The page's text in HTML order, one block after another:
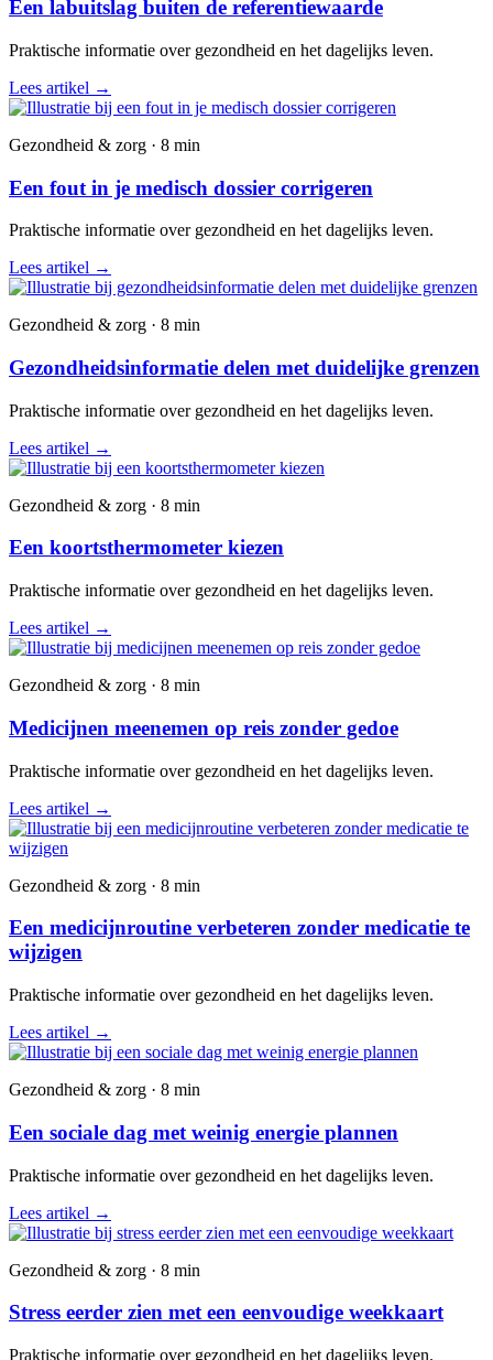
Een labuitslag buiten de referentiewaarde
Praktische informatie over gezondheid en het dagelijks leven.
Lees artikel →
Gezondheid & zorg · 8 min
Een fout in je medisch dossier corrigeren
Praktische informatie over gezondheid en het dagelijks leven.
Lees artikel →
Gezondheid & zorg · 8 min
Gezondheidsinformatie delen met duidelijke grenzen
Praktische informatie over gezondheid en het dagelijks leven.
Lees artikel →
Gezondheid & zorg · 8 min
Een koortsthermometer kiezen
Praktische informatie over gezondheid en het dagelijks leven.
Lees artikel →
Gezondheid & zorg · 8 min
Medicijnen meenemen op reis zonder gedoe
Praktische informatie over gezondheid en het dagelijks leven.
Lees artikel →
Gezondheid & zorg · 8 min
Een medicijnroutine verbeteren zonder medicatie te
wijzigen
Praktische informatie over gezondheid en het dagelijks leven.
Lees artikel →
Gezondheid & zorg · 8 min
Een sociale dag met weinig energie plannen
Praktische informatie over gezondheid en het dagelijks leven.
Lees artikel →
Gezondheid & zorg · 8 min
Stress eerder zien met een eenvoudige weekkaart
Praktische informatie over gezondheid en het dagelijks leven.